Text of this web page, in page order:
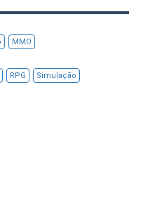
MMO
RPG Simulação